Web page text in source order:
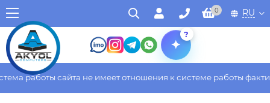
0 RU
?
работы сайта не имеет отношения к системе работы